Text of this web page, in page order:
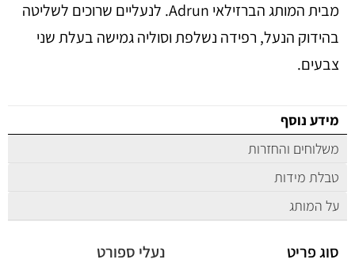
מבית המותג הברזילאי Adrun. לנעליים שרוכים לשליטה
בהידוק הנעל, רפידה נשלפת וסוליה גמישה בעלת שני
צבעים.
מידע נוסף
משלוחים והחזרות
טבלת מידות
על המותג
סוג פריט
נעלי ספורט